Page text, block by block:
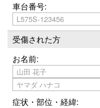
車台番号:
受傷された方
お名前:
症状・部位・経緯: